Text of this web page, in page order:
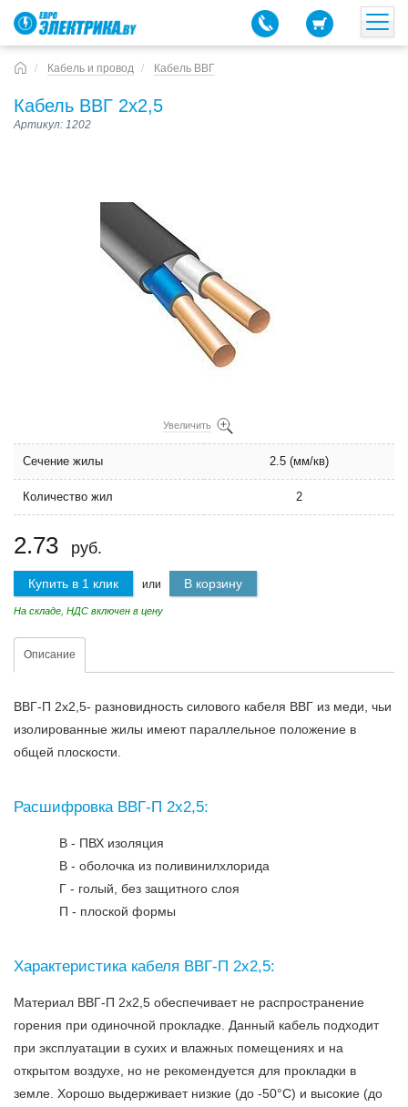
Кабель и провод Кабель ВВГ
Кабель ВВГ 2х2,5
Артикул: 1202
Увеличить
Сечение жилы 2.5 (мм/кв)
Количество жил 2
2.73 руб.
Купить в 1 клик или В корзину
На складе, НДС включен в цену
Описание
ВВГ-П 2х2,5- разновидность силового кабеля ВВГ из меди, чьи
изолированные жилы имеют параллельное положение в
общей плоскости.
Расшифровка ВВГ-П 2х2,5:
В - ПВХ изоляция
В - оболочка из поливинилхлорида
Г - голый, без защитного слоя
П - плоской формы
Характеристика кабеля ВВГ-П 2х2,5:
Материал ВВГ-П 2х2,5 обеспечивает не распространение
горения при одиночной прокладке. Данный кабель подходит
при эксплуатации в сухих и влажных помещениях и на
открытом воздухе, но не рекомендуется для прокладки в
земле. Хорошо выдерживает низкие (до -50°C) и высокие (до